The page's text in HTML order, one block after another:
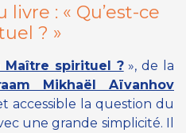
livre : « Qu’est-ce
? »
Maître spirituel ?», de la
Mikhaël Aïvanhov
accessible la question du
une grande simplicité. Il